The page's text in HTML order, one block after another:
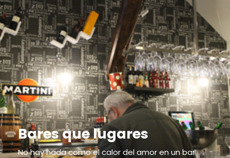
Bares que lugares
No hay nada como el calor del amor en un bar